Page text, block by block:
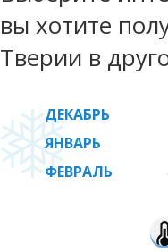
вы хотите
Тверии в
ДЕКАБРЬ
ЯНВАРЬ
ФЕВРАЛЬ